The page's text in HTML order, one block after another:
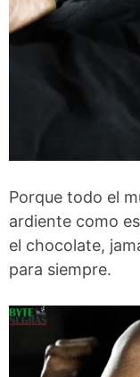
Porque todo el
ardiente como
el chocolate,
para siempre.